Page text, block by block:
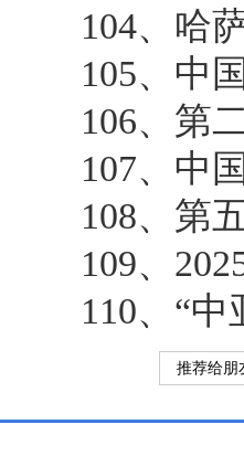
104、哈
105、中
106、第
107、中
108、第
109、
110、“
推荐给朋